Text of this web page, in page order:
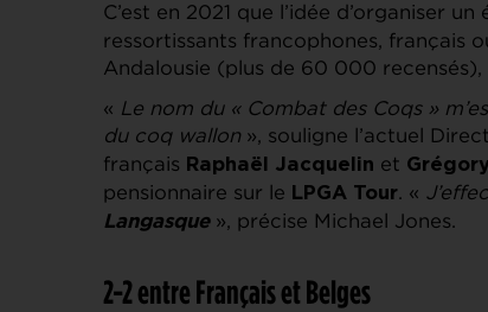
C’est en 2021 que l’idée d’organiser
ressortissants francophones, français
Andalousie (plus de 60 000
« Le nom du « Combat des Coqs »
du coq wallon», souligne l’actuel
français Raphaël Jacquelin et
pensionnaire sur le LPGA Tour. «
Langasque», précise Michael Jones.
2-2 entre Français et Belges